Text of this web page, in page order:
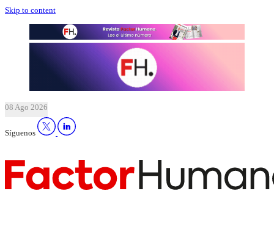
Skip to content
08 Ago 2026
Síguenos